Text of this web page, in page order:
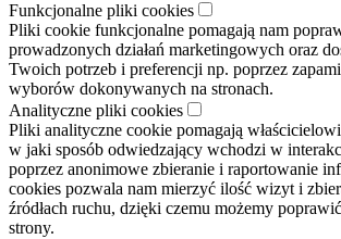
Funkcjonalne pliki cookies
Pliki cookie funkcjonalne pomagają nam
prowadzonych działań marketingowych oraz
Twoich potrzeb i preferencji np. poprzez
wyborów dokonywanych na stronach.
Analityczne pliki cookies
Pliki analityczne cookie pomagają
w jaki sposób odwiedzający wchodzi w
poprzez anonimowe zbieranie i raportowanie
cookies pozwala nam mierzyć ilość wizyt i
źródłach ruchu, dzięki czemu możemy
strony.